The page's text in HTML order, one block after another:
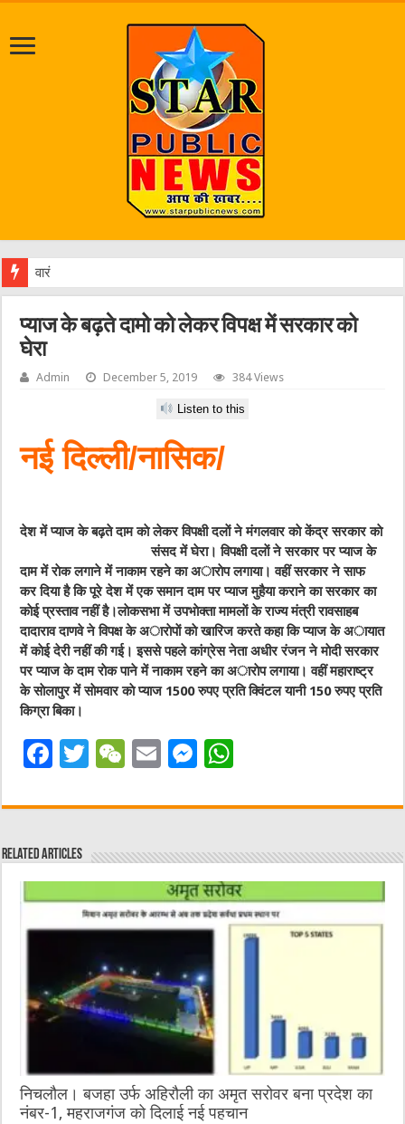
वारंटी गिरफ्तार, चौक पुलिस ने दबिश देकर
प्याज के बढ़ते दामो को लेकर विपक्ष में सरकार को
घेरा
Admin December 5, 2019 384 Views
Listen to this
नई दिल्ली/नासिक/
देश में प्याज के बढ़ते दाम काे लेकर विपक्षी दलाें ने मंगलवार काे केंद्र सरकार काे
संसद में घेरा। विपक्षी दलाेंने सरकार पर प्याज के
दाम में राेक लगाने में नाकाम रहने का अाराेप लगाया। वहीं सरकार ने साफ
कर दिया है कि पूरे देश में एक समान दाम पर प्याज मुहैया कराने का सरकार का
काेई प्रस्ताव नहीं है।लाेकसभा में उपभाेक्ता मामलाें के राज्य मंत्री रावसाहब
दादाराव दाणवे ने विपक्ष के अाराेपाें काे खारिज करते कहा कि प्याज के अायात
में काेई देरी नहीं की गई। इससे पहले कांग्रेस नेता अधीर रंजन ने माेदी सरकार
पर प्याज के दाम राेक पाने में नाकाम रहने का अाराेप लगाया। वहीं महाराष्ट्र
के साेलापुर में साेमवार काे प्याज 1500 रुपए प्रति क्विंटल यानी 150 रुपए प्रति
किग्रा बिका।
F
c
e
b
o
o
T
it
r
W
C
at
E
ai
M
ss
n
g
er
at
A
p
p
Related Articles
निचलौल। बजहा उर्फ अहिरौली का अमृत सरोवर बना प्रदेश का
नंबर-1, महराजगंज को दिलाई नई पहचान